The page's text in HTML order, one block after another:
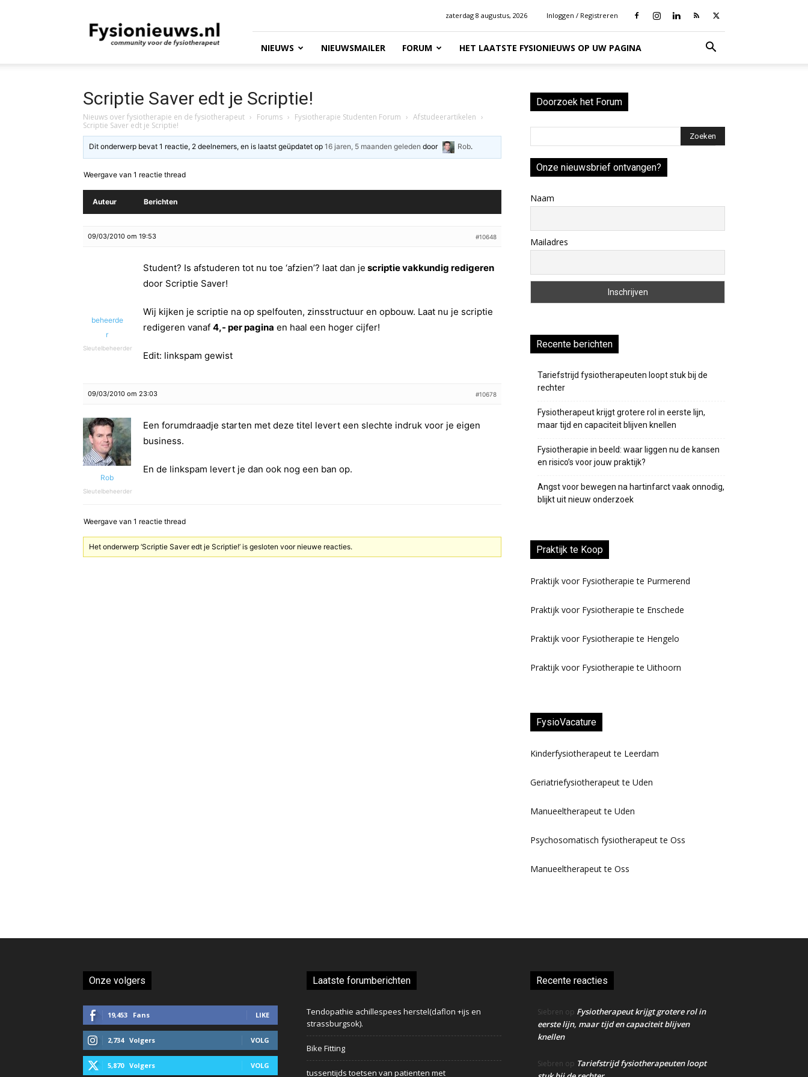
zaterdag 8 augustus, 2026 Inloggen / Registreren
NIEUWS NIEUWSMAILER FORUM HET LAATSTE FYSIONIEUWS OP UW PAGINA
Scriptie Saver edt je Scriptie!
Nieuws over fysiotherapie en de fysiotherapeut › Forums › Fysiotherapie Studenten Forum › Afstudeerartikelen ›
Scriptie Saver edt je Scriptie!
Dit onderwerp bevat 1 reactie, 2 deelnemers, en is laatst geüpdatet op16 jaren, 5 maanden geleden door Rob.
Weergave van 1 reactie thread
Auteur Berichten
09/03/2010 om 19:53 #10648
beheerde
r
Sleutelbeheerder
Student? Is afstuderen tot nu toe ‘afzien’? laat dan je scriptie vakkundig redigeren
door Scriptie Saver!
Wij kijken je scriptie na op spelfouten, zinsstructuur en opbouw. Laat nu je scriptie
redigeren vanaf 4,- per pagina en haal een hoger cijfer!
Edit: linkspam gewist
09/03/2010 om 23:03 #10678
Rob
Sleutelbeheerder
Een forumdraadje starten met deze titel levert een slechte indruk voor je eigen
business.
En de linkspam levert je dan ook nog een ban op.
Weergave van 1 reactie thread
Het onderwerp ‘Scriptie Saver edt je Scriptie!’ is gesloten voor nieuwe reacties.
Doorzoek het Forum
Onze nieuwsbrief ontvangen?
Naam
Mailadres
Recente berichten
Tariefstrijd fysiotherapeuten loopt stuk bij de
rechter
Fysiotherapeut krijgt grotere rol in eerste lijn,
maar tijd en capaciteit blijven knellen
Fysiotherapie in beeld: waar liggen nu de kansen
en risico’s voor jouw praktijk?
Angst voor bewegen na hartinfarct vaak onnodig,
blijkt uit nieuw onderzoek
Praktijk te Koop
Praktijk voor Fysiotherapie te Purmerend
Praktijk voor Fysiotherapie te Enschede
Praktijk voor Fysiotherapie te Hengelo
Praktijk voor Fysiotherapie te Uithoorn
FysioVacature
Kinderfysiotherapeut te Leerdam
Geriatriefysiotherapeut te Uden
Manueeltherapeut te Uden
Psychosomatisch fysiotherapeut te Oss
Manueeltherapeut te Oss
Onze volgers
19,453 Fans LIKE
2,734 Volgers VOLG
5,870 Volgers VOLG
Laatste forumberichten
Tendopathie achillespees herstel(daflon +ijs en
strassburgsok).
Bike Fitting
tussentijds toetsen van patienten met
Recente reacties
Siebren op Fysiotherapeut krijgt grotere rol in
eerste lijn, maar tijd en capaciteit blijven
knellen
Siebren op Tariefstrijd fysiotherapeuten loopt